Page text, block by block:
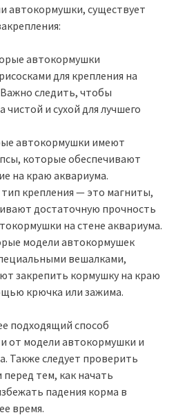
автокормушки, существует
автокормушки
для крепления на
следить, чтобы
чистой и сухой для лучшего
автокормушки имеют
которые обеспечивают
на краю аквариума.
тип крепления — это магниты,
достаточную прочность
на стене аквариума.
модели автокормушек
вешалками,
закрепить кормушку на краю
крючка или зажима.
подходящий способ
от модели автокормушки и
Также следует проверить
тем, как начать
падения корма в
время.